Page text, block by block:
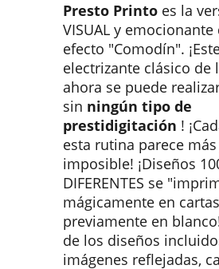
Presto Printo es la
VISUAL y
efecto "Comodín".
electrizante clásico de
ahora se puede
sin ningún tipo de
prestidigitación !
esta rutina parece
imposible! ¡Diseños
DIFERENTES se
mágicamente en cartas
previamente en
de los diseños
imágenes reflejadas,